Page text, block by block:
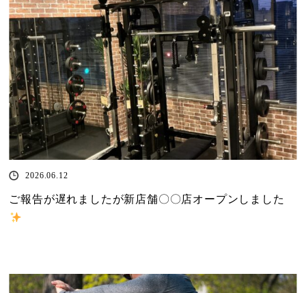
2026.06.12
ご報告が遅れましたが新店舗〇〇店オープンしました